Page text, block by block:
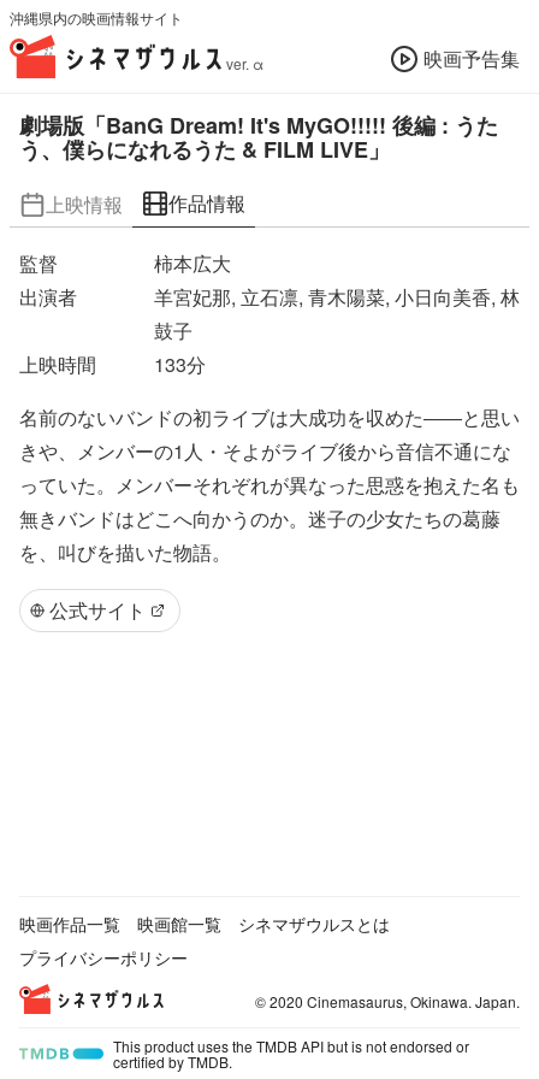
沖縄県内の映画情報サイト
ver. α 映画予告集
劇場版「BanG Dream! It's MyGO!!!!! 後編 : うた
う、僕らになれるうた & FILM LIVE」
上映情報 作品情報
監督
柿本広大
出演者
羊宮妃那, 立石凛, 青木陽菜, 小日向美香, 林
鼓子
上映時間
133分
名前のないバンドの初ライブは大成功を収めた――と思い
きや、メンバーの1人・そよがライブ後から音信不通にな
っていた。メンバーそれぞれが異なった思惑を抱えた名も
無きバンドはどこへ向かうのか。迷子の少女たちの葛藤
を、叫びを描いた物語。
公式サイト
映画作品一覧 映画館一覧
シネマザウルスとは
プライバシーポリシー
© 2020 Cinemasaurus, Okinawa. Japan.
This product uses the TMDB API but is not endorsed or
certified by TMDB.